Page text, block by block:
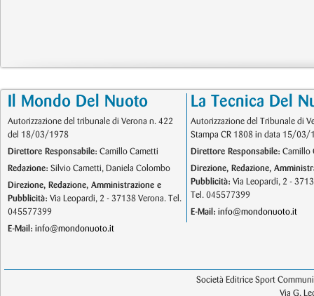
Il Mondo Del Nuoto
Autorizzazione del tribunale di Verona n. 422
del 18/03/1978
Direttore Responsabile: Camillo Cametti
Redazione: Silvio Cametti, Daniela Colombo
Direzione, Redazione, Amministrazione e
Pubblicità: Via Leopardi, 2 - 37138 Verona. Tel.
045577399
E-Mail: info@mondonuoto.it
La Tecnica Del
Autorizzazione del Tribunale di
Stampa CR 1808 in data 15/03/
Direttore Responsabile: Camillo
Direzione, Redazione,
Pubblicità: Via Leopardi, 2 -
Tel. 045577399
E-Mail: info@mondonuoto.it
Società Editrice Sport
Via G.